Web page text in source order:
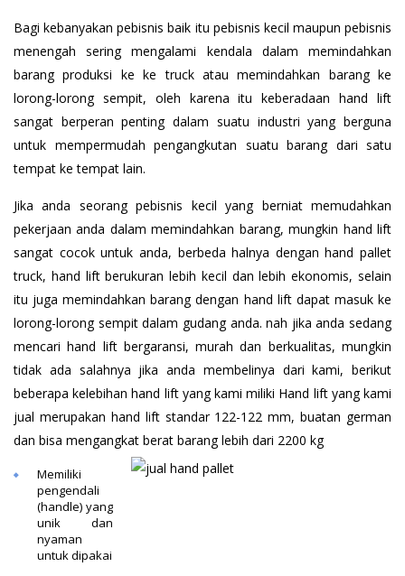
Bagi kebanyakan pebisnis baik itu pebisnis kecil maupun pebisnis
menengah sering mengalami kendala dalam memindahkan
barang produksi ke ke truck atau memindahkan barang ke
lorong-lorong sempit, oleh karena itu keberadaan hand lift
sangat berperan penting dalam suatu industri yang berguna
untuk mempermudah pengangkutan suatu barang dari satu
tempat ke tempat lain.
Jika anda seorang pebisnis kecil yang berniat memudahkan
pekerjaan anda dalam memindahkan barang, mungkin hand lift
sangat cocok untuk anda, berbeda halnya dengan hand pallet
truck, hand lift berukuran lebih kecil dan lebih ekonomis, selain
itu juga memindahkan barang dengan hand lift dapat masuk ke
lorong-lorong sempit dalam gudang anda. nah jika anda sedang
mencari hand lift bergaransi, murah dan berkualitas, mungkin
tidak ada salahnya jika anda membelinya dari kami, berikut
beberapa kelebihan hand lift yang kami miliki Hand lift yang kami
jual merupakan hand lift standar 122-122 mm, buatan german
dan bisa mengangkat berat barang lebih dari 2200 kg
Memiliki
pengendali
(handle) yang
unik dan
nyaman
untuk dipakai